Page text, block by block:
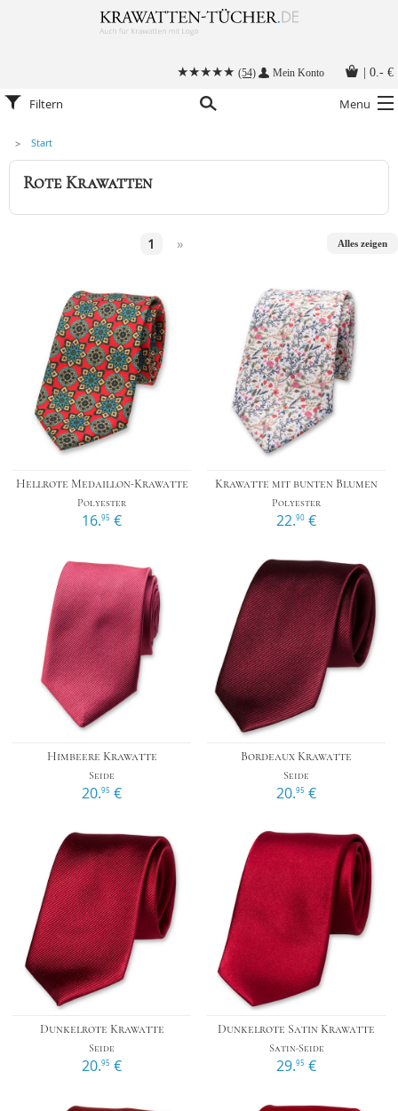
(54) Mein Konto 0.- €
Menu
Filtern
Krawatten
Alle Accessoires
Stoffmasken
Anleitungen
Kontakt
Start
Rote Krawatten
1 » Alles zeigen
Hellrote Medaillon-Krawatte
Polyester
16.95 €
Krawatte mit bunten Blumen
Polyester
22.90 €
Himbeere Krawatte
Seide
20.95 €
Bordeaux Krawatte
Seide
20.95 €
Dunkelrote Krawatte
Seide
20.95 €
Dunkelrote Satin Krawatte
Satin-Seide
29.95 €